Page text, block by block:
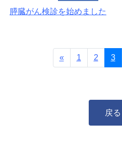
膵臓がん検診を始めました
«前へ1 2 3
戻る